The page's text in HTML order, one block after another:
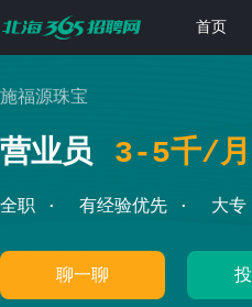
首页
施福源珠宝
营业员 3-5千/月
全职 有经验优先 大专
聊一聊